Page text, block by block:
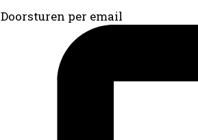
Doorsturen per email